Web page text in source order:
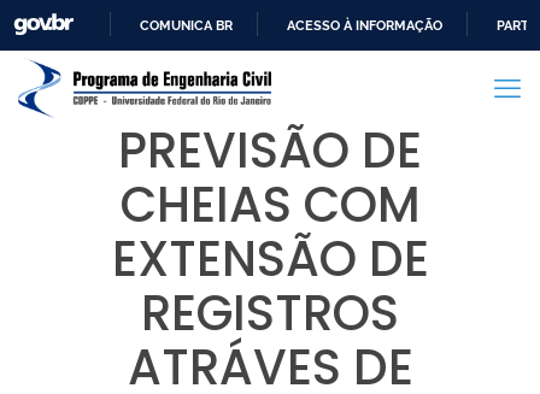
PARA
CONTEÚDO
COMUNICA BR ACESSO À INFORMAÇÃO
PREVISÃO DE
CHEIAS COM
EXTENSÃO DE
REGISTROS
ATRÁVES DE